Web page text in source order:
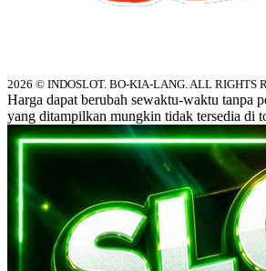
2026 © INDOSLOT. BO-KIA-LANG. ALL RIGHTS
Harga dapat berubah sewaktu-waktu tanpa
yang ditampilkan mungkin tidak tersedia di